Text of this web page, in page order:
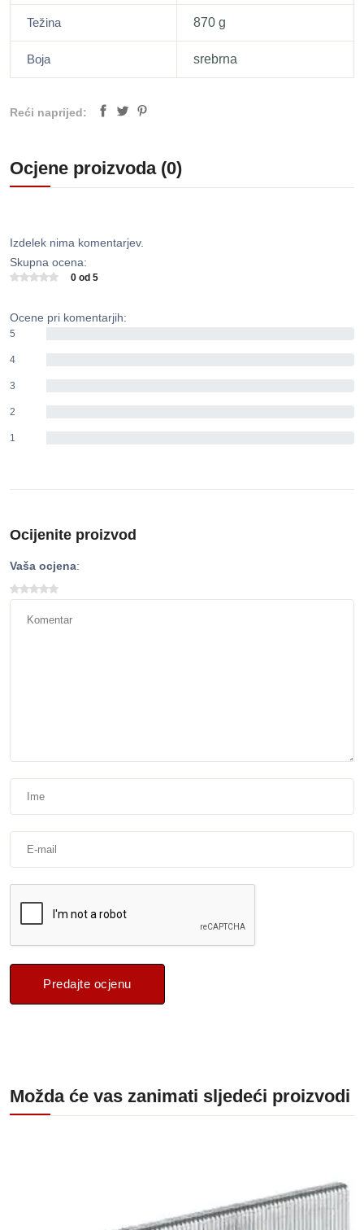
Težina 870 g
Boja srebrna
Reći naprijed:
Ocjene proizvoda (0)
Izdelek nima komentarjev.
Skupna ocena:
0 od 5
Ocene pri komentarjih:
5
4
3
2
1
Ocijenite proizvod
Vaša ocjena:
Predajte ocjenu
Možda će vas zanimati sljedeći proizvodi